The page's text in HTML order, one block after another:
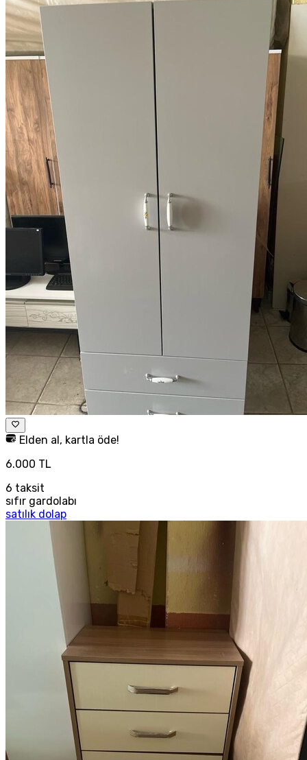
Elden al, kartla öde!
6.000 TL
6 taksit
sıfır gardolabı
satılık dolap